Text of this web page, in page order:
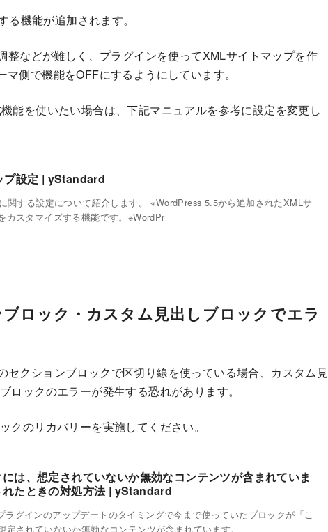
機能が追加されます。
などが難しく、プラグインを使ってXMLサイトマップを作
側で機能をOFFにするようにしています。
能を使いたい場合は、下記マニュアルを参考に設定を変更し
プ設定 | yStandard
関する設定について紹介します。 ※WordPress 5.5から追加されたXMLサ
カスタマイズする機能です。※WordPr
ロック・カスタム見出しブロックでエラ
クションブロックで区切り線を使っている場合、カスタム見
ックのエラーが発生する恐れがあります。
クのリカバリーを実施してください。
には、想定されていないか無効なコンテンツが含まれていま
たときの対処方法 | yStandard
ラグインのアップデートのタイミングで今まで使っていたブロックが「こ
定されていないか無効なコンテンツが含まれています。